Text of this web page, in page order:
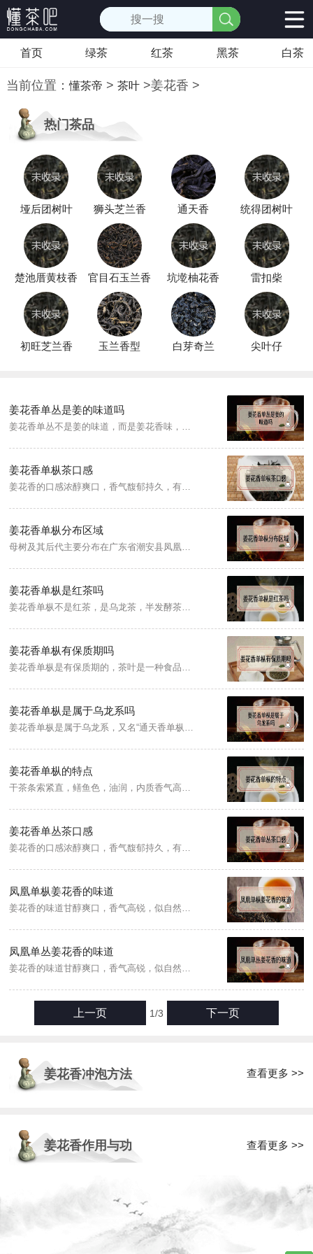
首页 绿茶 红茶 黑茶 白茶
当前位置：懂茶帝 > 茶叶>姜花香 >
热门茶品
垭后团树叶 狮头芝兰香 通天香 统得团树叶
楚池厝黄枝香 官目石玉兰香 坑墘柚花香 雷扣柴
初旺芝兰香 玉兰香型 白芽奇兰 尖叶仔
姜花香单丛是姜的味道吗
姜花香单枞茶口感
姜花香单枞分布区域
姜花香单枞是红茶吗
姜花香单枞有保质期吗
姜花香单枞是属于乌龙系吗
姜花香单枞的特点
姜花香单丛茶口感
凤凰单枞姜花香的味道
凤凰单丛姜花香的味道
上一页 1/3 下一页
姜花香冲泡方法 查看更多 >>
姜花香作用与功 查看更多 >>